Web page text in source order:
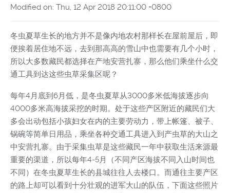
Modified on: Thu, 12 Apr 2018 20:11:00 +0800
冬虫夏草生长的地方并不是像内地农村那样长在屋前屋后，即
便挨着居住地不远，去到那高高的雪山中也需要有几个小时，
所以大多数藏民都选择在产地安营扎寨，那么他们乘坐什么交
通工具到达这些虫草采集区呢？
每年4月底到6月低，是冬虫夏草从3000多米低海拔逐步向
4000多米高海拔采挖的时期。处于这些产区附近的藏民们大
多会出动包括小孩妇女在内的主要劳动力，带上帐篷、被子、
锅碗等简单日用品，乘坐各种交通工具进入到产虫草的大山之
中安营扎寨。由于采集虫草是这些藏民一年中获取生活来源最
重要的渠道，所以每年4-5月（不同产区海拔不同入山时间也
不同）在冬虫夏草生长的县城往往人去楼口。而通往主要产区
的路上却可以看到十分壮观的进军大山的队伍，下面这些照片